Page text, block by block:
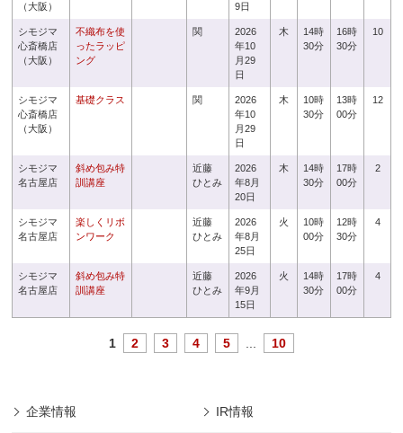
（大阪）
9日
シモジマ
心斎橋店
（大阪）
不織布を使
ったラッピ
ング
関
2026
年10
月29
日
木
14時
30分
16時
30分
10
シモジマ
心斎橋店
（大阪）
基礎クラス 関
2026
年10
月29
日
木
10時
30分
13時
00分
12
シモジマ
名古屋店
斜め包み特
訓講座
近藤
ひとみ
2026
年8月
20日
木
14時
30分
17時
00分
2
シモジマ
名古屋店
楽しくリボ
ンワーク
近藤
ひとみ
2026
年8月
25日
火
10時
00分
12時
30分
4
シモジマ
名古屋店
斜め包み特
訓講座
近藤
ひとみ
2026
年9月
15日
火
14時
30分
17時
00分
4
1 2 3 4 5 10
企業情報 IR情報